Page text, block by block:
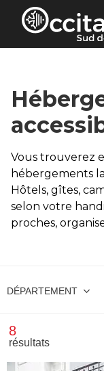
Panneau de
Vous trouverez
hébergements
Hôtels, gîtes,
selon votre
proches,
DÉPARTEMENT
8
résultats